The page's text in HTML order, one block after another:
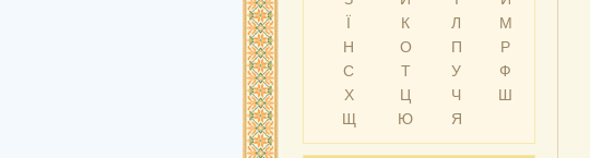
Ї
К Л
М
Н
О П
Р
С
Т У
Ф
Х
Ц Ч
Ш
Щ
Ю Я